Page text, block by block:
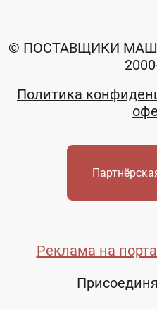
Реклама на
© ПОСТАВЩИКИ
Политика